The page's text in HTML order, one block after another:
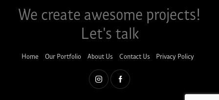
We create awesome projects!​
Let's talk
Home Our Portfolio About Us Contact Us Privacy Policy